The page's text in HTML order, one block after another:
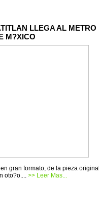
LLEGA AL METRO
M?XICO
gran formato, de la pieza original
oto?o.... >> Leer Mas...